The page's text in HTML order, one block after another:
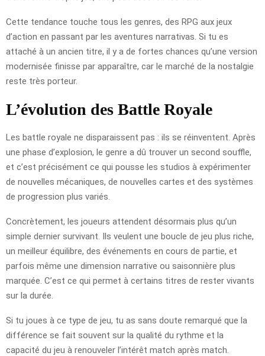
Cette tendance touche tous les genres, des RPG aux jeux
d’action en passant par les aventures narrativas. Si tu es
attaché à un ancien titre, il y a de fortes chances qu’une version
modernisée finisse par apparaître, car le marché de la nostalgie
reste très porteur.
L’évolution des Battle Royale
Les battle royale ne disparaissent pas : ils se réinventent. Après
une phase d’explosion, le genre a dû trouver un second souffle,
et c’est précisément ce qui pousse les studios à expérimenter
de nouvelles mécaniques, de nouvelles cartes et des systèmes
de progression plus variés.
Concrètement, les joueurs attendent désormais plus qu’un
simple dernier survivant. Ils veulent une boucle de jeu plus riche,
un meilleur équilibre, des événements en cours de partie, et
parfois même une dimension narrative ou saisonnière plus
marquée. C’est ce qui permet à certains titres de rester vivants
sur la durée.
Si tu joues à ce type de jeu, tu as sans doute remarqué que la
différence se fait souvent sur la qualité du rythme et la
capacité du jeu à renouveler l’intérêt match après match.